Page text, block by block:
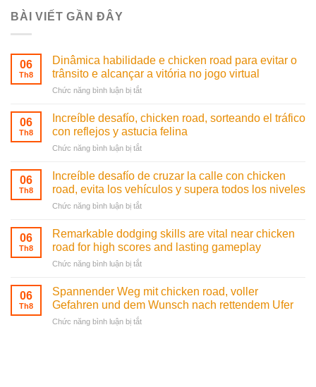
BÀI VIẾT GẦN ĐÂY
06
Th8
Dinâmica habilidade e chicken road para evitar o
trânsito e alcançar a vitória no jogo virtual
Chức năng bình luận bị tắtở
habilidade
chicken
road
evitar
o
e
a
vitória
jogo
06
Th8
Increíble desafío, chicken road, sorteando el tráfico
con reflejos y astucia felina
Chức năng bình luận bị tắtở
desafío,
chicken
road,
sorteando
tráfico
con
y
felina
06
Th8
Increíble desafío de cruzar la calle con chicken
road, evita los vehículos y supera todos los niveles
Chức năng bình luận bị tắtở
desafío
cruzar
la
con
chicken
evita
06
Th8
Remarkable dodging skills are vital near chicken
road for high scores and lasting gameplay
Chức năng bình luận bị tắtở
dodging
skills
are
vital
06
Th8
Spannender Weg mit chicken road, voller
Gefahren und dem Wunsch nach rettendem Ufer
Chức năng bình luận bị tắtở